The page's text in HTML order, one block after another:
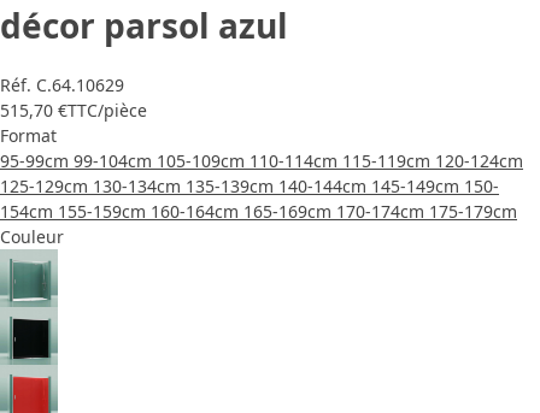
décor parsol azul
Réf. C.64.10629
515,70 €TTC/pièce
Format
95-99cm 99-104cm 105-109cm 110-114cm 115-119cm 120-124cm
125-129cm 130-134cm 135-139cm 140-144cm 145-149cm 150-
154cm 155-159cm 160-164cm 165-169cm 170-174cm 175-179cm
Couleur